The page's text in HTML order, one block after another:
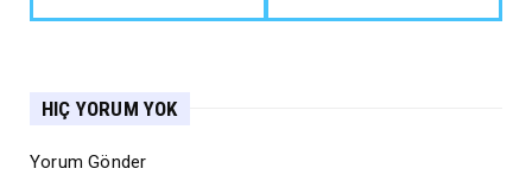
HIÇ YORUM YOK
Yorum Gönder